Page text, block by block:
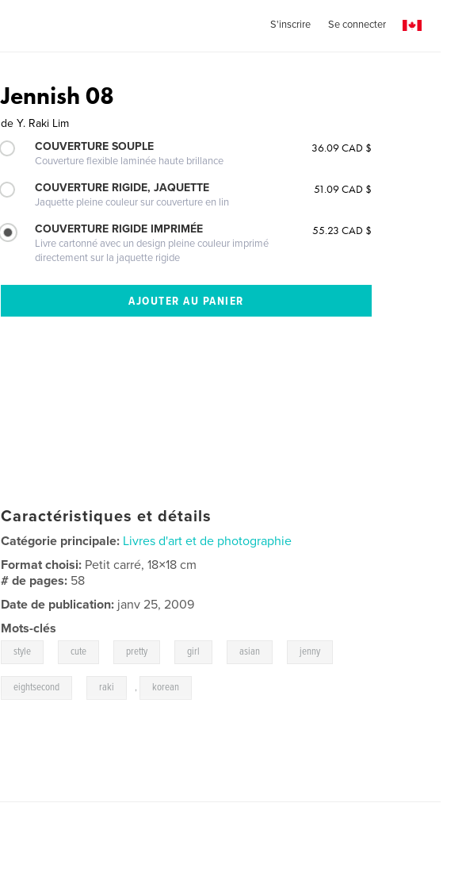
S'inscrire Se connecter
Jennish 08
de Y. Raki Lim
COUVERTURE SOUPLE
Couverture flexible laminée haute brillance
36.09 CAD $
COUVERTURE RIGIDE, JAQUETTE
Jaquette pleine couleur sur couverture en lin
51.09 CAD $
COUVERTURE RIGIDE IMPRIMÉE
Livre cartonné avec un design pleine couleur imprimé
directement sur la jaquette rigide
55.23 CAD $
Caractéristiques et détails
Catégorie principale: Livres d'art et de photographie
Format choisi: Petit carré, 18×18 cm
# de pages: 58
Date de publication: janv 25, 2009
Mots-clés
style cute pretty girl asian jenny
eightsecond raki , korean